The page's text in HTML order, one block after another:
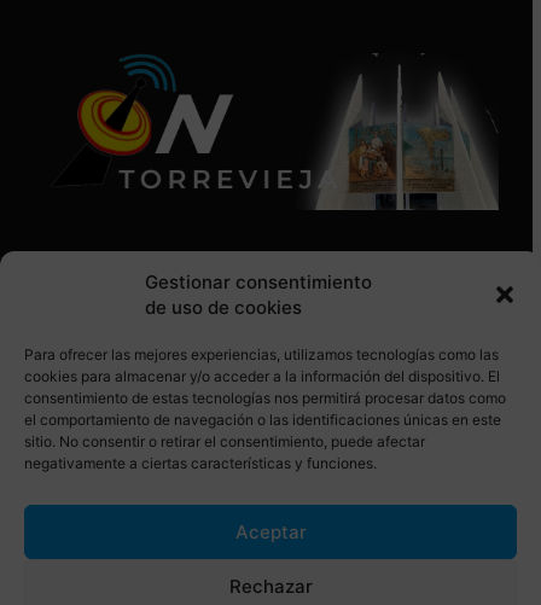
Gestionar consentimiento
de uso de cookies
Para ofrecer las mejores experiencias, utilizamos tecnologías como las
cookies para almacenar y/o acceder a la información del dispositivo. El
consentimiento de estas tecnologías nos permitirá procesar datos como
el comportamiento de navegación o las identificaciones únicas en este
sitio. No consentir o retirar el consentimiento, puede afectar
negativamente a ciertas características y funciones.
Aceptar
Rechazar
SÍGUENOS EN REDES SOCIALES
© Torrevieja ON. Desarrollado por